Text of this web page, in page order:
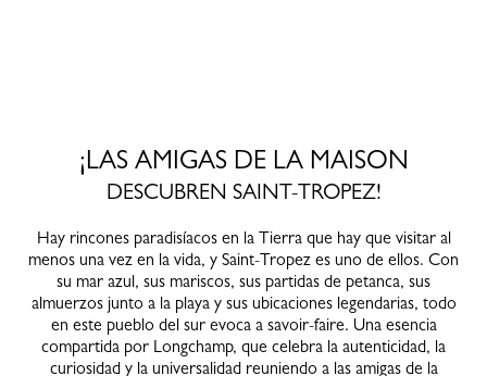
¡LAS AMIGAS DE LA MAISON
DESCUBREN SAINT-TROPEZ!
Hay rincones paradisíacos en la Tierra que hay que visitar al
menos una vez en la vida, y Saint-Tropez es uno de ellos. Con
su mar azul, sus mariscos, sus partidas de petanca, sus
almuerzos junto a la playa y sus ubicaciones legendarias, todo
en este pueblo del sur evoca a savoir-faire. Una esencia
compartida por Longchamp, que celebra la autenticidad, la
curiosidad y la universalidad reuniendo a las amigas de la